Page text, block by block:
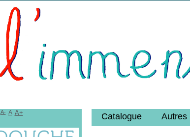
Catalogue Autres
A- A A+